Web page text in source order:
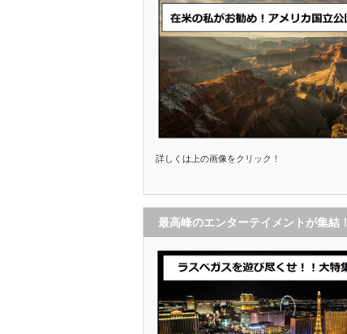
詳しくは上の画像をクリック！
最高峰のエンターテイメントが集結！